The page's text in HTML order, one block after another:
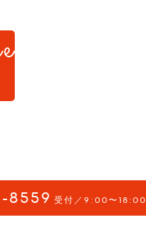
8559 受付／9:00〜18:00